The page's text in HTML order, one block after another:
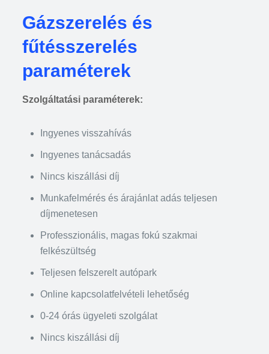
Gázszerelés és
fűtésszerelés
paraméterek
Szolgáltatási paraméterek:
Ingyenes visszahívás
Ingyenes tanácsadás
Nincs kiszállási díj
Munkafelmérés és árajánlat adás teljesen
díjmenetesen
Professzionális, magas fokú szakmai
felkészültség
Teljesen felszerelt autópark
Online kapcsolatfelvételi lehetőség
0-24 órás ügyeleti szolgálat
Nincs kiszállási díj